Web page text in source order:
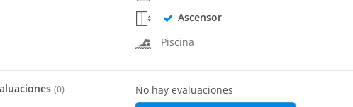
Ascensor
Piscina
(0)
No hay evaluaciones